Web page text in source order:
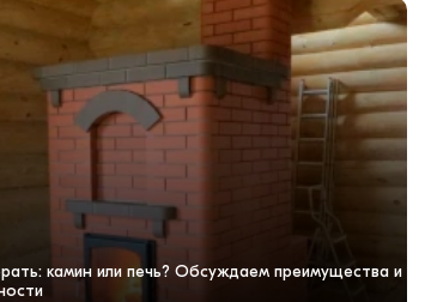
камин или печь? Обсуждаем преимущества и